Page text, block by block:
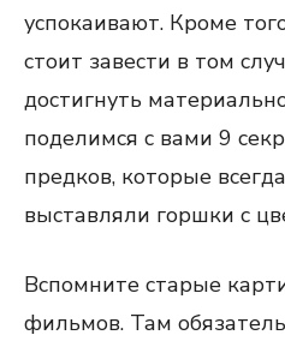
успокаивают. Кроме
стоит завести в том
достигнуть
поделимся с вами 9
предков, которые
выставляли горшки с
Вспомните старые
фильмов. Там